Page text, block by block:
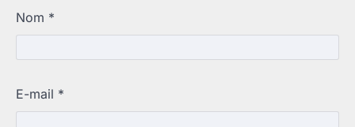
Nom *
E-mail *